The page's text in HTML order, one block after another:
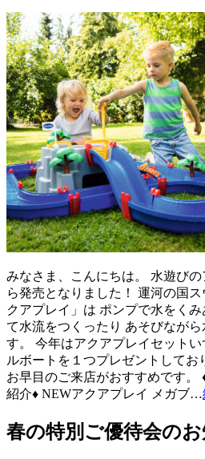
みなさま、こんにちは。 水遊び
ら発売となりました！ 運河の国
クアプレイ」は ポンプで水をく
て水流をつくったり あそびなが
す。 今年はアクアプレイセット
ルボートを１つプレゼントしてお
お早目のご来店がおすすめです。
紹介♦ NEWアクアプレイ メガブ…
春の特別ご優待会の